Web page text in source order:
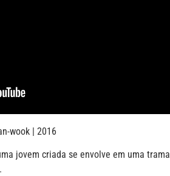
wook | 2016
jovem criada se envolve em uma